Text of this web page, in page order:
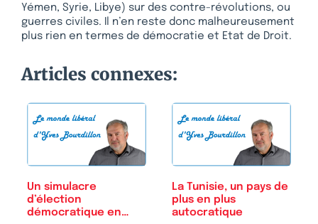
Yémen, Syrie, Libye) sur des contre-révolutions, ou
guerres civiles. Il n’en reste donc malheureusement
plus rien en termes de démocratie et Etat de Droit.
Articles connexes:
Un simulacre
d’élection
démocratique en
La Tunisie, un pays de
plus en plus
autocratique